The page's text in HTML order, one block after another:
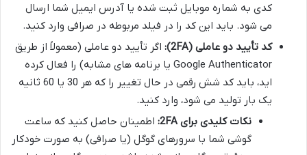
کدی به شماره موبایل ثبت شده یا آدرس ایمیل شما ارسال
می شود. باید این کد را در فیلد مربوطه در صرافی وارد کنید.
کد تأیید دو عاملی (2FA):
اگر تأیید دو عاملی (معمولاً از طریق
Google Authenticator یا برنامه های مشابه) را فعال کرده
اید، باید کد شش رقمی در حال تغییر را که هر 30 یا 60 ثانیه
یک بار تولید می شود، وارد کنید.
نکات کلیدی برای 2FA:
اطمینان حاصل کنید که ساعت
گوشی شما با سرورهای گوگل (یا صرافی) به صورت خودکار